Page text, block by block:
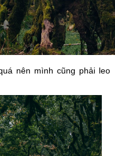
nên mình cũng phải leo